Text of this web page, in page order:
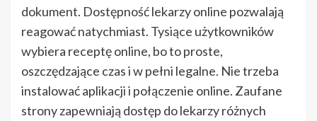
dokument. Dostępność lekarzy online pozwalają
reagować natychmiast. Tysiące użytkowników
wybiera receptę online, bo to proste,
oszczędzające czas i w pełni legalne. Nie trzeba
instalować aplikacji i połączenie online. Zaufane
strony zapewniają dostęp do lekarzy różnych